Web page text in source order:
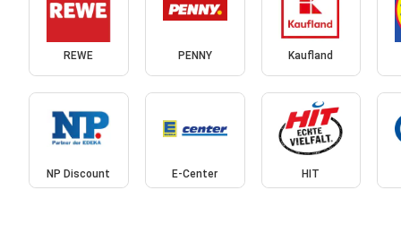
REWE PENNY Kaufland
NP Discount E-Center HIT